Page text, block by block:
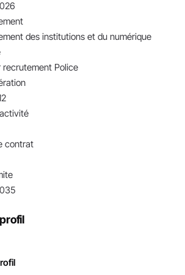
des institutions et du numérique
recrutement Police
contrat